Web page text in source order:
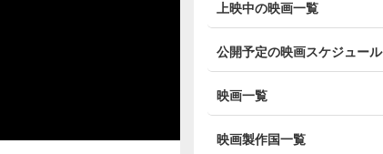
上映中の映画一覧
公開予定の映画スケジュール
映画一覧
映画製作国一覧